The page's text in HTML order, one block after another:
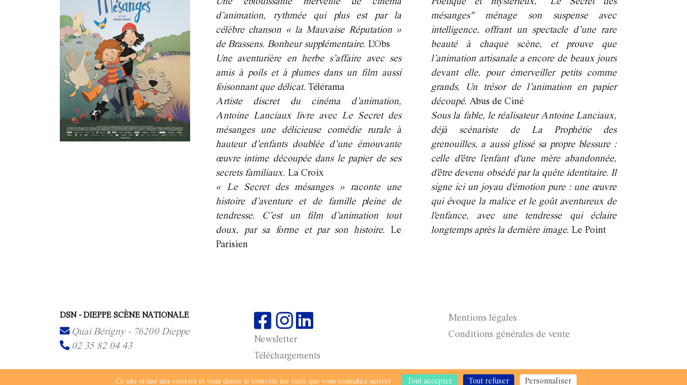
d’animation, rythmée qui plus est par la
célèbre chanson « la Mauvaise Réputation »
de Brassens. Bonheur supplémentaire. L'Obs
Une aventurière en herbe s’affaire avec ses
amis à poils et à plumes dans un film aussi
foisonnant que délicat. Télérama
Artiste discret du cinéma d’animation,
Antoine Lanciaux livre avec Le Secret des
mésanges une délicieuse comédie rurale à
hauteur d’enfants doublée d’une émouvante
œuvre intime découpée dans le papier de ses
secrets familiaux. La Croix
« Le Secret des mésanges » raconte une
histoire d’aventure et de famille pleine de
tendresse. C’est un film d’animation tout
doux, par sa forme et par son histoire. Le
Parisien
mésanges" ménage son suspense avec
intelligence, offrant un spectacle d’une rare
beauté à chaque scène, et prouve que
l’animation artisanale a encore de beaux jours
devant elle, pour émerveiller petits comme
grands. Un trésor de l’animation en papier
découpé.Abus de Ciné
Sous la fable, le réalisateur Antoine Lanciaux,
déjà scénariste de La Prophétie des
grenouilles, a aussi glissé sa propre blessure :
celle d'être l'enfant d'une mère abandonnée,
d'être devenu obsédé par la quête identitaire. Il
signe ici un joyau d'émotion pure : une œuvre
qui évoque la malice et le goût aventureux de
l'enfance, avec une tendresse qui éclaire
longtemps après la dernière image. Le Point
DSN - DIEPPE SCÈNE NATIONALE
Quai Bérigny - 76200 Dieppe
02 35 82 04 43
Newsletter
Téléchargements
Mentions légales
Conditions générales de vente
Page non contractuelle, susceptible de modifications © saison 2025-2026 DSN - Dieppe Scène Nationale.
Ce site utilise des cookies et vous donne le contrôle sur ceux que vous souhaitez activer Tout accepter Tout refuser Personnaliser